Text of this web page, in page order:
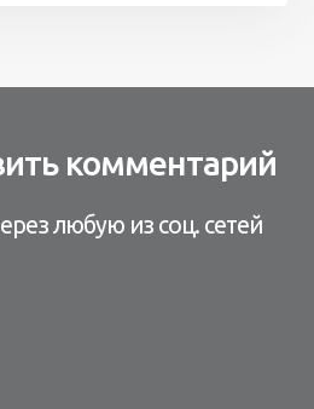
комментарий
любую из соц. сетей